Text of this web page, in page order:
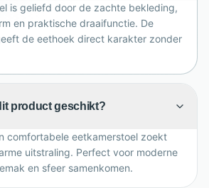
is geliefd door de zachte bekleding,
en praktische draaifunctie. De
de eethoek direct karakter zonder
product geschikt?
comfortabele eetkamerstoel zoekt
uitstraling. Perfect voor moderne
en sfeer samenkomen.